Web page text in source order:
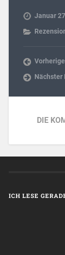
Januar
Nächster
DIE
ICH LESE